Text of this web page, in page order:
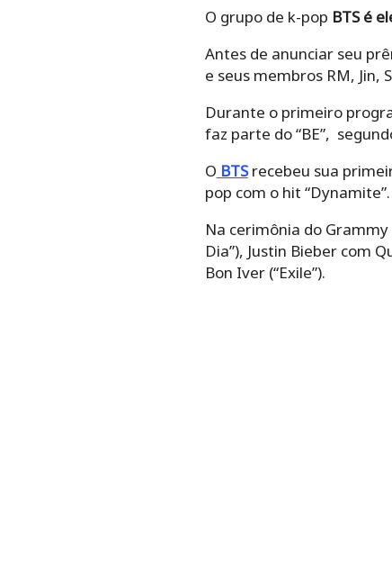
O grupo de k-pop BTS é
Antes de anunciar seu
e seus membros RM, Jin,
Durante o primeiro
faz parte do “BE”,
O BTSrecebeu sua
pop com o hit “Dynamite”.
Na cerimônia do
Dia”), Justin Bieber com
Bon Iver (“Exile”).